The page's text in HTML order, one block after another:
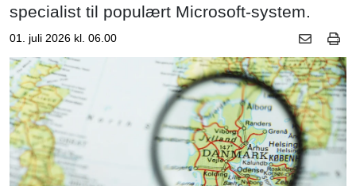
specialist til populært Microsoft-system.
01. juli 2026 kl. 06.00